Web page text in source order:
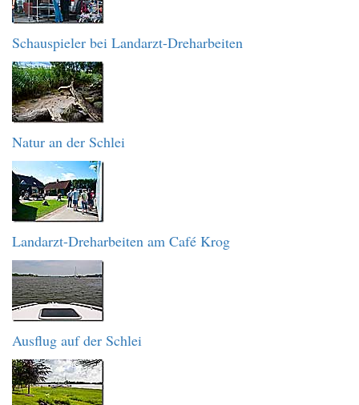
Schauspieler bei Landarzt-Dreharbeiten
Natur an der Schlei
Landarzt-Dreharbeiten am Café Krog
Ausflug auf der Schlei